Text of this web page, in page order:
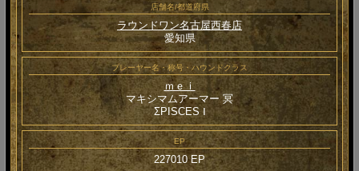
店舗名/都道府県
ラウンドワン名古屋西春店
愛知県
プレーヤー名・称号・ハウンドクラス
ｍｅｉ
マキシマムアーマー 冥
ΣPISCES Ⅰ
EP
227010 EP